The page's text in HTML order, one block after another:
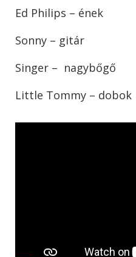
Ed Philips – ének
Sonny – gitár
Singer – nagybőgő
Little Tommy – dobok